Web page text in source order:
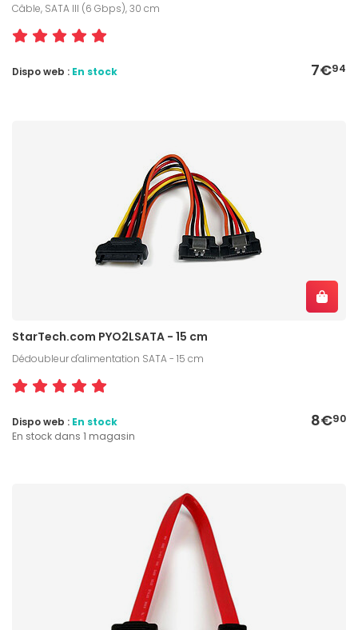
Câble, SATA III (6 Gbps), 30 cm
7€94
Dispo web : En stock
StarTech.com PYO2LSATA - 15 cm
Dédoubleur d'alimentation SATA - 15 cm
8€90
Dispo web : En stock
En stock dans 1 magasin